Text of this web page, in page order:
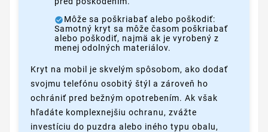
Môže sa poškriabať alebo poškodiť:
Samotný kryt sa môže časom poškriabať
alebo poškodiť, najmä ak je vyrobený z
menej odolných materiálov.
Kryt na mobil je skvelým spôsobom, ako dodať
svojmu telefónu osobitý štýl a zároveň ho
ochrániť pred bežným opotrebením. Ak však
hľadáte komplexnejšiu ochranu, zvážte
investíciu do puzdra alebo iného typu obalu,